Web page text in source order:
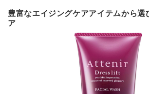
豊富なエイジングケアアイテムから選
ア